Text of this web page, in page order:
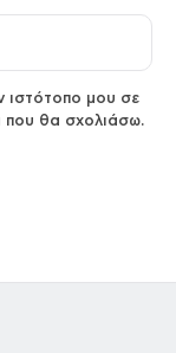
ιστότοπο μου σε
που θα σχολιάσω.